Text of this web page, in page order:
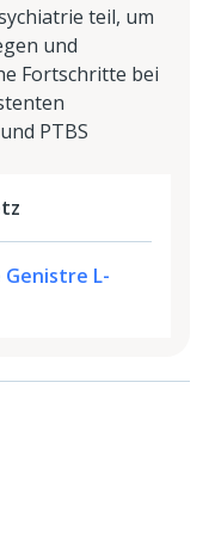
teil, um
und
Fortschritte bei
PTBS
Genistre L-